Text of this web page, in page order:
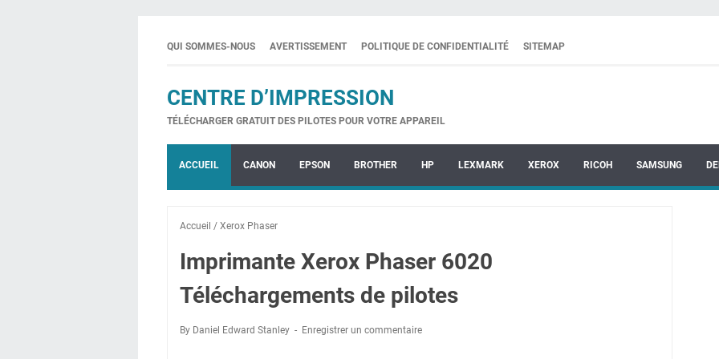
QUI SOMMES-NOUS AVERTISSEMENT POLITIQUE DE CONFIDENTIALITÉ SITEMAP
CENTRE D’IMPRESSION
TÉLÉCHARGER GRATUIT DES PILOTES POUR VOTRE APPAREIL
ACCUEIL CANON EPSON BROTHER HP LEXMARK XEROX RICOH SAMSUNG
Accueil / Xerox Phaser
Imprimante Xerox Phaser 6020
Téléchargements de pilotes
By Daniel Edward Stanley Enregistrer un commentaire